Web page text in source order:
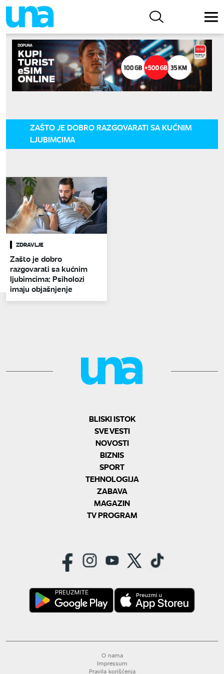
ZAŠTO JE DOBRO RAZGOVARATI SA KUĆNIM
LJUBIMCIMA
ZDRAVLJE
Zašto je dobro
razgovarati sa kućnim
ljubimcima: Psiholozi
imaju objašnjenje
BLISKI ISTOK
SVE VESTI
NOVOSTI
BIZNIS
SPORT
TEHNOLOGIJA
ZABAVA
MAGAZIN
TV PROGRAM
O nama
Impressum
Pravila korišćenja